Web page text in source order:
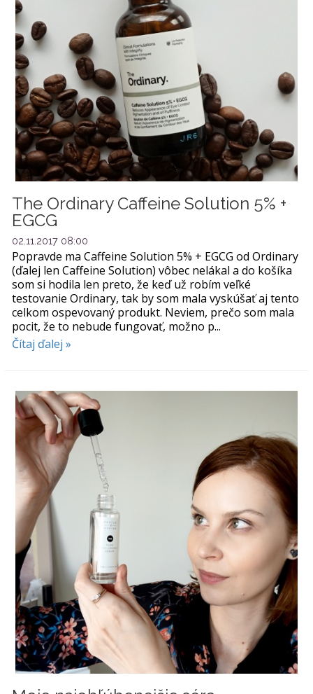
The Ordinary Caffeine Solution 5% +
EGCG
02.11.2017 08:00
Popravde ma Caffeine Solution 5% + EGCG od Ordinary
(ďalej len Caffeine Solution) vôbec nelákal a do košíka
som si hodila len preto, že keď už robím veľké
testovanie Ordinary, tak by som mala vyskúšať aj tento
celkom ospevovaný produkt. Neviem, prečo som mala
pocit, že to nebude fungovať, možno p...
Čítaj ďalej »